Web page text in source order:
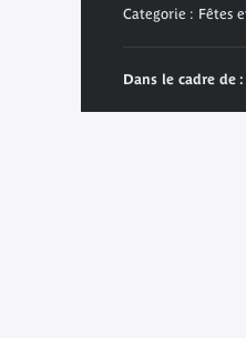
Categorie : Fêtes
Dans le cadre de :